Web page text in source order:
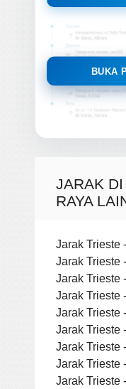
BUKA
JARAK DI
RAYA
Jarak Trieste
Jarak Trieste
Jarak Trieste
Jarak Trieste
Jarak Trieste
Jarak Trieste
Jarak Trieste
Jarak Trieste
Jarak Trieste